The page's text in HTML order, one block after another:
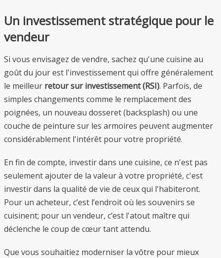
Un investissement stratégique pour le
vendeur
Si vous envisagez de vendre, sachez qu'une cuisine au
goût du jour est l'investissement qui offre généralement
le meilleur retour sur investissement (RSI). Parfois, de
simples changements comme le remplacement des
poignées, un nouveau dosseret (backsplash) ou une
couche de peinture sur les armoires peuvent augmenter
considérablement l'intérêt pour votre propriété.
En fin de compte, investir dans une cuisine, ce n'est pas
seulement ajouter de la valeur à votre propriété, c'est
investir dans la qualité de vie de ceux qui l'habiteront.
Pour un acheteur, c’est l’endroit où les souvenirs se
cuisinent; pour un vendeur, c’est l'atout maître qui
déclenche le coup de cœur tant attendu.
Que vous souhaitiez moderniser la vôtre pour mieux